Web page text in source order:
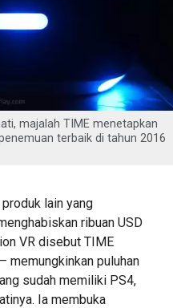
majalah TIME menetapkan
terbaik di tahun 2016
lain yang
ribuan USD
VR disebut TIME
memungkinkan puluhan
sudah memiliki PS4,
Ia membuka